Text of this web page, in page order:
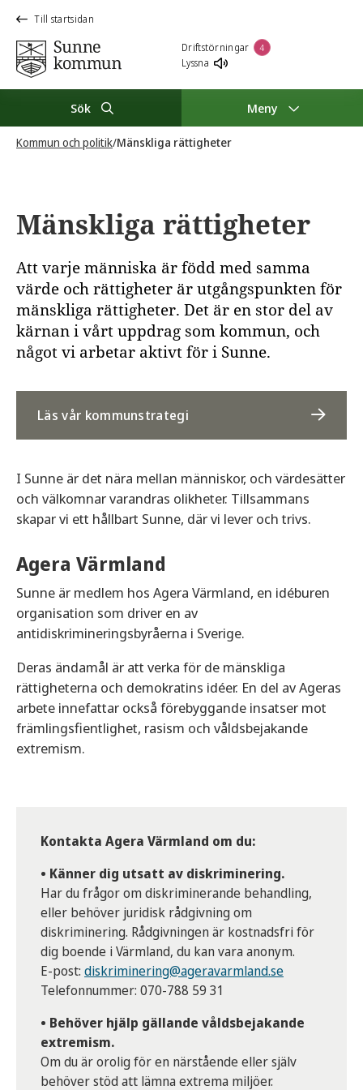
Till startsidan
Driftstörningar 4
Lyssna
Sök Meny
Kommun och politik/Mänskliga rättigheter
Mänskliga rättigheter
Att varje människa är född med samma
värde och rättigheter är utgångspunkten för
mänskliga rättigheter. Det är en stor del av
kärnan i vårt uppdrag som kommun, och
något vi arbetar aktivt för i Sunne.
Läs vår kommunstrategi
I Sunne är det nära mellan människor, och värdesätter
och välkomnar varandras olikheter. Tillsammans
skapar vi ett hållbart Sunne, där vi lever och trivs.
Agera Värmland
Sunne är medlem hos Agera Värmland, en idéburen
organisation som driver en av
antidiskrimineringsbyråerna i Sverige.
Deras ändamål är att verka för de mänskliga
rättigheterna och demokratins idéer. En del av Ageras
arbete innefattar också förebyggande insatser mot
främlingsfientlighet, rasism och våldsbejakande
extremism.
Kontakta Agera Värmland om du:
• Känner dig utsatt av diskriminering.
Har du frågor om diskriminerande behandling,
eller behöver juridisk rådgivning om
diskriminering. Rådgivningen är kostnadsfri för
dig boende i Värmland, du kan vara anonym.
E-post: diskriminering@ageravarmland.se
Telefonnummer: 070-788 59 31
• Behöver hjälp gällande våldsbejakande
extremism.
Om du är orolig för en närstående eller själv
behöver stöd att lämna extrema miljöer.